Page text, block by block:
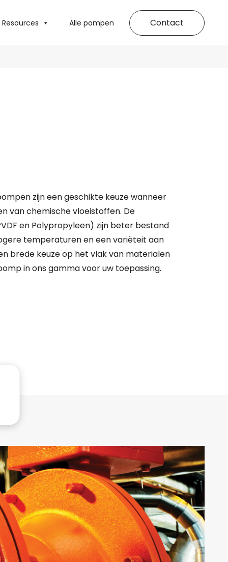
Resources Alle pompen Contact
zijn een geschikte keuze wanneer
van chemische vloeistoffen. De
en Polypropyleen) zijn beter bestand
temperaturen en een variëteit aan
brede keuze op het vlak van materialen
in ons gamma voor uw toepassing.